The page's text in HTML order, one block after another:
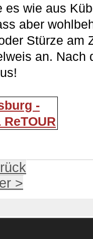
es wie aus
aber
Stürze am
an. Nach
>